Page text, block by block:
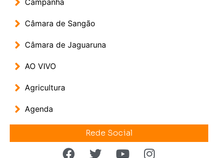
Câmara de Sangão
Câmara de Jaguaruna
AO VIVO
Agricultura
Agenda
Rede Social